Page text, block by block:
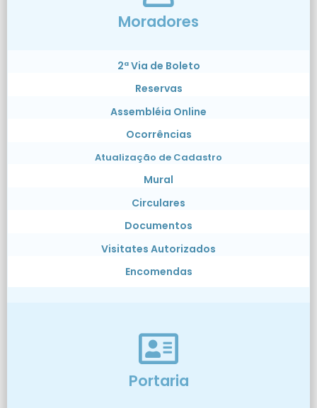
Moradores
2ª Via de Boleto
Reservas
Assembléia Online
Ocorrências
Atualização de Cadastro
Mural
Circulares
Documentos
Visitates Autorizados
Encomendas
Portaria